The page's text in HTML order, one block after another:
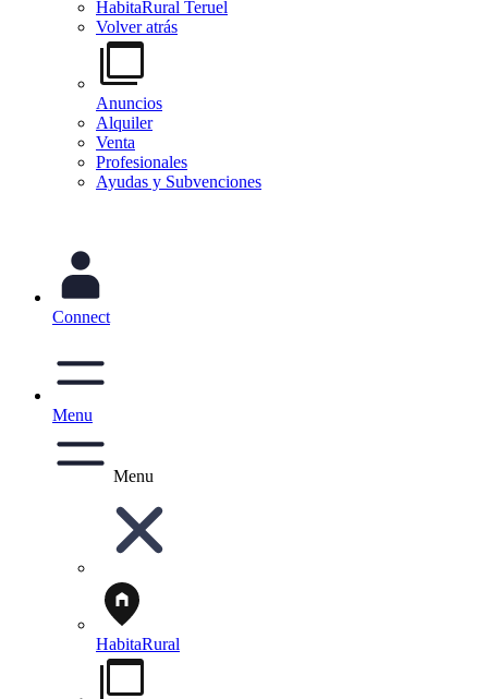
HabitaRural Teruel
Volver atrás
Anuncios
Alquiler
Venta
Profesionales
Ayudas y Subvenciones
Connect
Menu
Menu
HabitaRural